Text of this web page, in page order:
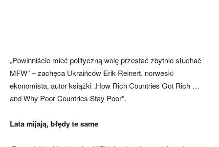
„Powinniście mieć polityczną wolę przestać zbytnio słuchać
MFW” – zachęca Ukraińców Erik Reinert, norweski
ekonomista, autor książki „How Rich Countries Got Rich …
and Why Poor Countries Stay Poor”.
Lata mijają, błędy te same